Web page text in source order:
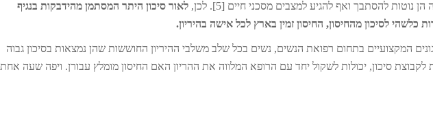
נוטות להסתבך ואף להגיע למצבים מסכני חיים [5]. לכן,
לאור סיכון היתר המסתמן מהידבקות בנגיף
כלשהי לסיכון מהחיסון, החיסון זמין בארץ לכל אישה בהיריון.
המקצועיים בתחום רפואת הנשים, נשים בכל שלב משלבי ההיריון החוששות שהן נמצאות בסיכון גבוה
לקבוצת סיכון, יכולות לשקול יחד עם הרופא המלווה את ההריון האם החיסון מומלץ עבורן. ויפה שעה אחת